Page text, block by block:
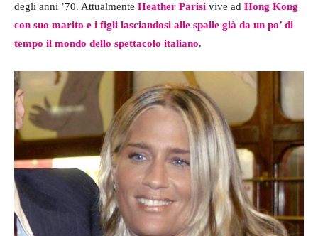
degli anni ’70. Attualmente Heather Parisi vive ad Hong Kong
con suo marito e i figli lasciandosi alle spalle già da un po’ di
tempo il mondo dello spettacolo italiano.